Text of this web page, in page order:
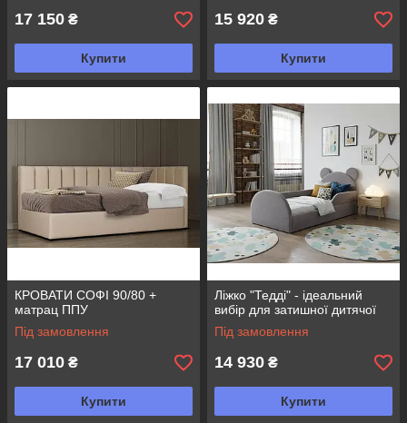
17 150 ₴
Купити
15 920 ₴
Купити
КРОВАТИ СОФІ 90/80 +
матрац ППУ
Під замовлення
17 010 ₴
Купити
Ліжко "Тедді" - ідеальний
вибір для затишної дитячої
Під замовлення
14 930 ₴
Купити